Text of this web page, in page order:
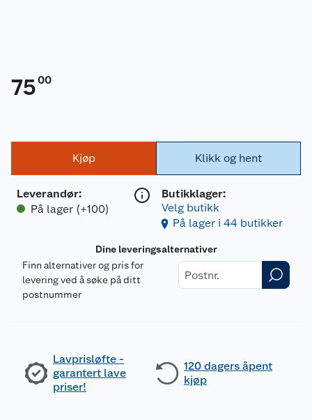
7500
Kjøp
Leverandør:
På lager (+100)
Klikk og hent
Butikklager:
Velg butikk
På lager i 44 butikker
Dine leveringsalternativer
Finn alternativer og pris for
levering ved å søke på ditt
postnummer
Lavprisløfte -
garantert lave
priser!
120 dagers åpent
kjøp